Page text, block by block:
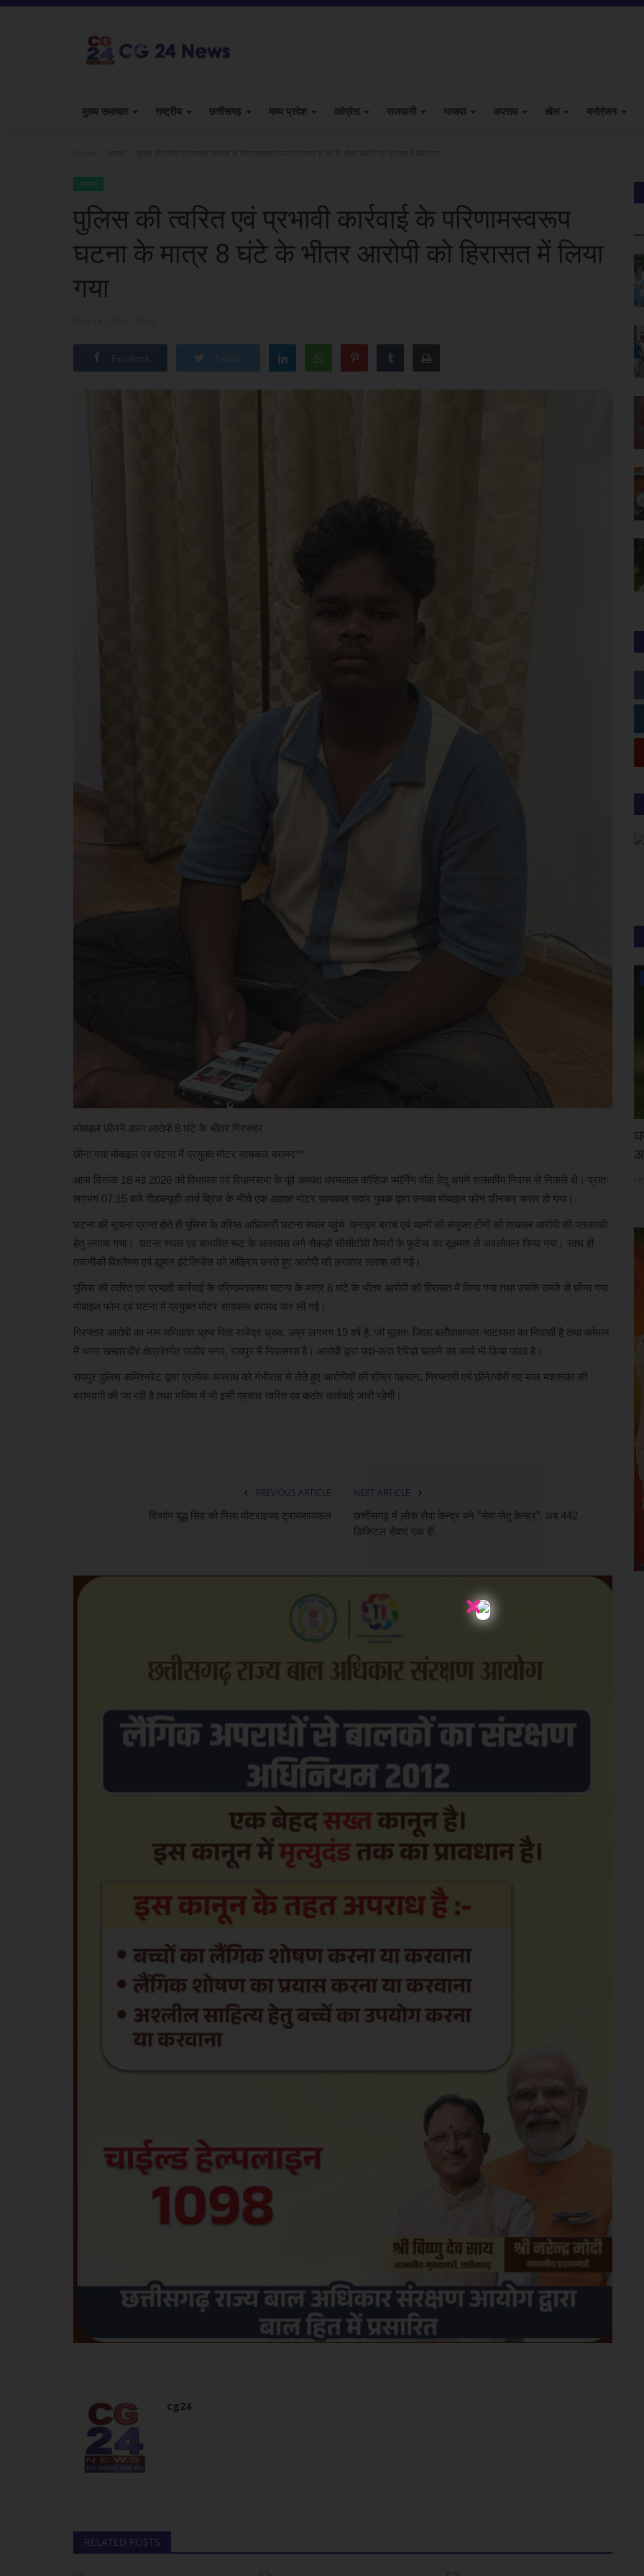
मुख्य समाचार राष्ट्रीय छत्तीसगढ़ मध्य प्रदेश कांग्रेस राजधानी भाजपा अपराध खेल मनोरंजन
अपराध
पुलिस की त्वरित एवं प्रभावी कार्रवाई के परिणामस्वरूप
घटना के मात्र 8 घंटे के भीतर आरोपी को हिरासत में लिया
गया
Facebook Twitter
मोबाइल छीनने वाला आरोपी 8 घंटे के भीतर गिरफ्तार
छीना गया मोबाइल एवं घटना में प्रयुक्त मोटर सायकल बरामद**
आज दिनांक 18 मई 2026 को विधायक एवं विधानसभा के पूर्व अध्यक्ष धरमलाल कौशिक प्मॉर्निंग वॉक हेतु अपने शासकीय निवास से निकले थे। प्रातः
लगभग 07:15 बजे पीडब्ल्यूडी आर्च ब्रिज के नीचे एक अज्ञात मोटर सायकल सवार युवक द्वारा उनका मोबाइल फोन छीनकर फरार हो गया।
घटना की सूचना प्राप्त होते ही पुलिस के वरिष्ठ अधिकारी घटना स्थल पहुंचे क्राइम ब्रांच एवं थानों की संयुक्त टीमों को तत्काल आरोपी की पतासाजी
हेतु लगाया गया। घटना स्थल एवं संभावित रूट के आसपास लगे सैकड़ों सीसीटीवी कैमरों के फुटेज का सूक्ष्मता से अवलोकन किया गया। साथ ही
तकनीकी विश्लेषण एवं ह्यूमन इंटेलिजेंस को सक्रिय करते हुए आरोपी की लगातार तलाश की गई।
पुलिस की त्वरित एवं प्रभावी कार्रवाई के परिणामस्वरूप घटना के मात्र 8 घंटे के भीतर आरोपी को हिरासत में लिया गया तथा उसके कब्जे से छीना गया
मोबाइल फोन एवं घटना में प्रयुक्त मोटर सायकल बरामद कर ली गई।
गिरफ्तार आरोपी का नाम मणिकांत ध्रुव पिता राजेंद्र ध्रुव, उम्र लगभग 19 वर्ष है, जो मूलतः जिला बलौदाबाजार-भाटापारा का निवासी है तथा वर्तमान
में थाना खम्हारडीह क्षेत्रांतर्गत राजीव नगर, रायपुर में निवासरत है। आरोपी द्वारा यदा-कदा रैपिडो चलाने का कार्य भी किया जाता है।
रायपुर पुलिस कमिश्नरेट द्वारा प्रत्येक अपराध को गंभीरता से लेते हुए आरोपियों की शीघ्र पहचान, गिरफ्तारी एवं छीने/चोरी गए माल मशरूका की
बरामदगी की जा रही है तथा भविष्य में भी इसी प्रकार त्वरित एवं कठोर कार्रवाई जारी रहेगी।
PREVIOUS ARTICLE
दिव्यांग बुद्ध सिंह को मिला मोटराइज्ड ट्रायसायकल
NEXT ARTICLE
छत्तीसगढ़ में लोक सेवा केन्द्र बने ”सेवा-सेतु केन्द्र”, अब 442
डिजिटल सेवाएं एक ही...
cg24
RELATED POSTS
×
रिमांड पर भेजे गए छत्तीसगढ़ उच्च न्यायालय के मुख्य न्यायाधीश रमेश
सिन्हा का...
cg24 Jul 17, 2026 cg24 Jul 25, 2026